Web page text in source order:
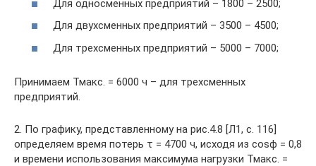
Для односменных предприятий – 1800 – 2500;
Для двухсменных предприятий – 3500 – 4500;
Для трехсменных предприятий – 5000 – 7000;
Принимаем Тмакс. = 6000 ч – для трехсменных
предприятий.
2. По графику, представленному на рис.4.8 [Л1, с. 116]
определяем время потерь τ = 4700 ч, исходя из cosϕ = 0,8
и времени использования максимума нагрузки Тмакс. =